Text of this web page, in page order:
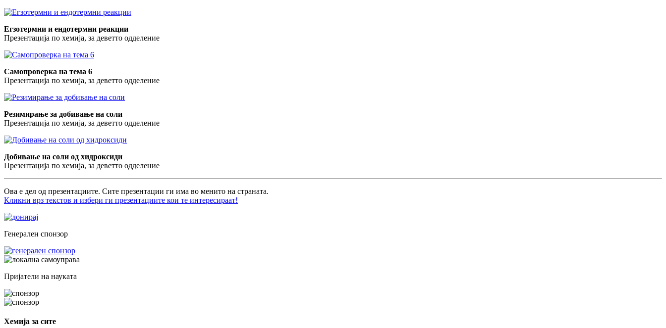
Егзотермни и ендотермни реакции
Презентација по хемија, за деветто одделение
Самопроверка на тема 6
Презентација по хемија, за деветто одделение
Резимирање за добивање на соли
Презентација по хемија, за деветто одделение
Добивање на соли од хидроксиди
Презентација по хемија, за деветто одделение
Ова е дел од презентациите. Сите презентации ги има во менито на страната.
Кликни врз текстов и избери ги презентациите кои те интересираат!
Генерален спонзор
Пријатели на науката
Хемија за сите